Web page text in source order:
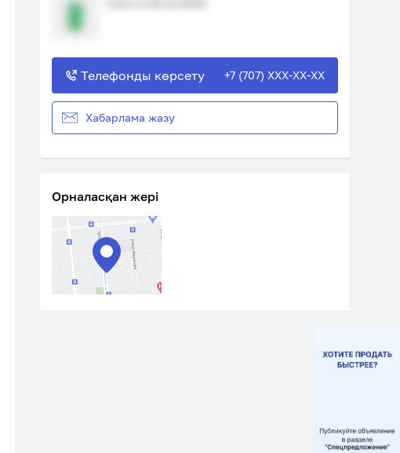
Телефонды көрсету +7 (707) XXX-XX-XX
Хабарлама жазу
Орналасқан жері